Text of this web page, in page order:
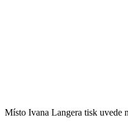
Místo Ivana Langera tisk uvede